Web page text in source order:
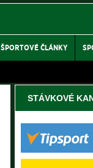
ŠPORTOVÉ ČLÁNKY
STÁVKOVÉ